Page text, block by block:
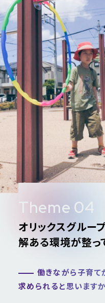
Theme 04
オリックスグルー
解ある環境が整っ
働きながら子育て
求められると思います